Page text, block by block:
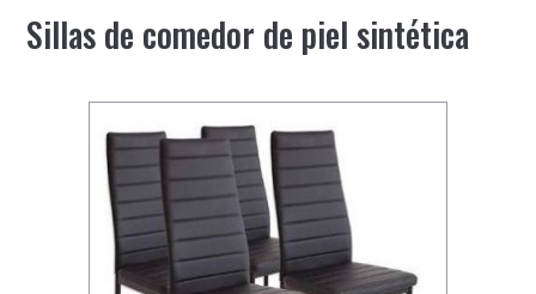
Sillas de comedor de piel sintética